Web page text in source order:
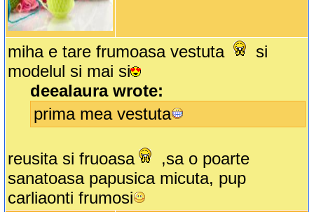
miha e tare frumoasa vestuta
si
modelul si mai si
deealaura wrote:
prima mea vestuta
reusita si fruoasa
,sa o poarte
sanatoasa papusica micuta, pup
carliaonti frumosi